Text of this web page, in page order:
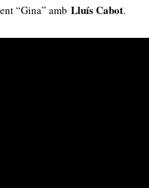
“Gina” ambLluís Cabot.